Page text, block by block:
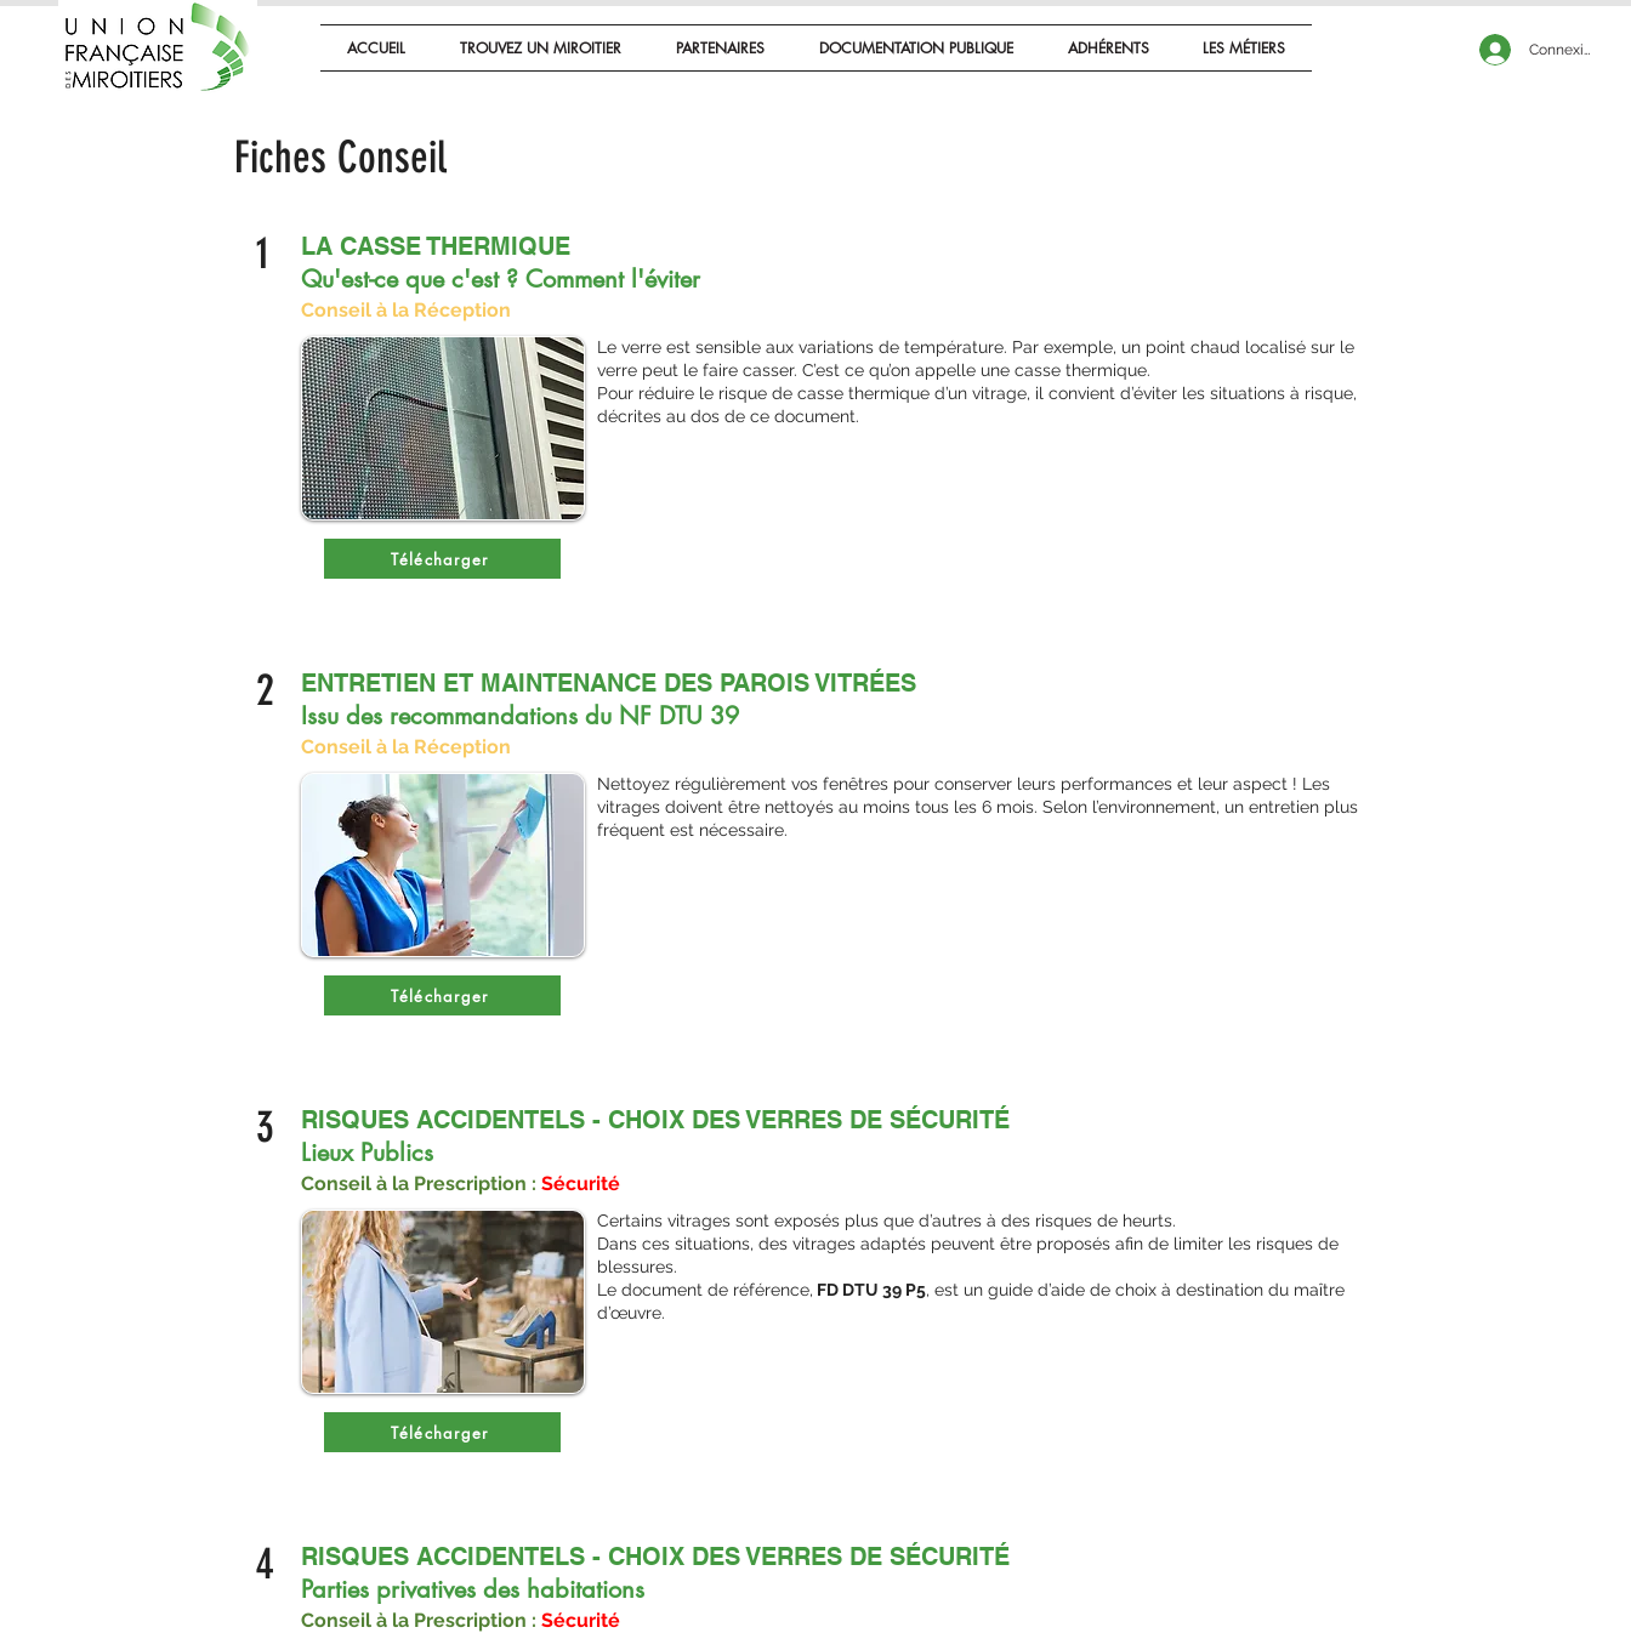
ACCUEIL TROUVEZ UN MIROITIER PARTENAIRES DOCUMENTATION PUBLIQUE ADHÉRENTS LES MÉTIERS Connexion
CONNEXION
Fiches Conseil
1
LA CASSE THERMIQUE
Qu'est-ce que c'est ? Comment l'éviter
Conseil à la Réception
Le verre est sensible aux variations de température. Par exemple, un point chaud localisé sur le
verre peut le faire casser. C’est ce qu’on appelle une casse thermique.
Pour réduire le risque de casse thermique d’un vitrage, il convient d’éviter les situations à risque,
décrites au dos de ce document.
Télécharger
2 ENTRETIEN ET MAINTENANCE DES PAROIS VITRÉES
Issu des recommandations du NF DTU 39
Conseil à la Réception
Nettoyez régulièrement vos fenêtres pour conserver leurs performances et leur aspect ! Les
vitrages doivent être nettoyés au moins tous les 6 mois. Selon l’environnement, un entretien plus
fréquent est nécessaire.
Télécharger
3 RISQUES ACCIDENTELS - CHOIX DES VERRES DE SÉCURITÉ
Lieux Publics
Conseil à la Prescription : Sécurité
Certains vitrages sont exposés plus que d’autres à des risques de heurts.
Dans ces situations, des vitrages adaptés peuvent être proposés afin de limiter les risques de
blessures.
Le document de référence, FD DTU 39 P5, est un guide d’aide de choix à destination du maître
d’œuvre.
Télécharger
4 RISQUES ACCIDENTELS - CHOIX DES VERRES DE SÉCURITÉ
Parties privatives des habitations
Conseil à la Prescription : Sécurité